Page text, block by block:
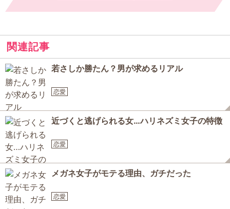
関連記事
若さしか勝たん？男が求めるリアル
恋愛
近づくと逃げられる女…ハリネズミ女子の特徴
恋愛
メガネ女子がモテる理由、ガチだった
恋愛